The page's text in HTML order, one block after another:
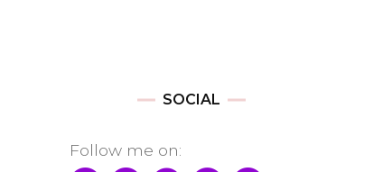
SOCIAL
Follow me on: